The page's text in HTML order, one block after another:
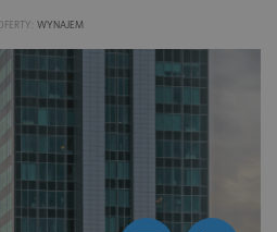
WYNAJEM